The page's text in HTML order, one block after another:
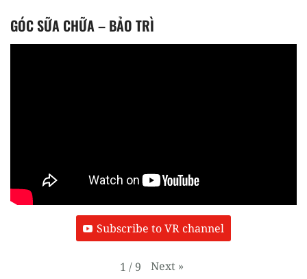
GÓC SỮA CHỮA – BẢO TRÌ
Subscribe to VR channel
1 / 9 Next »